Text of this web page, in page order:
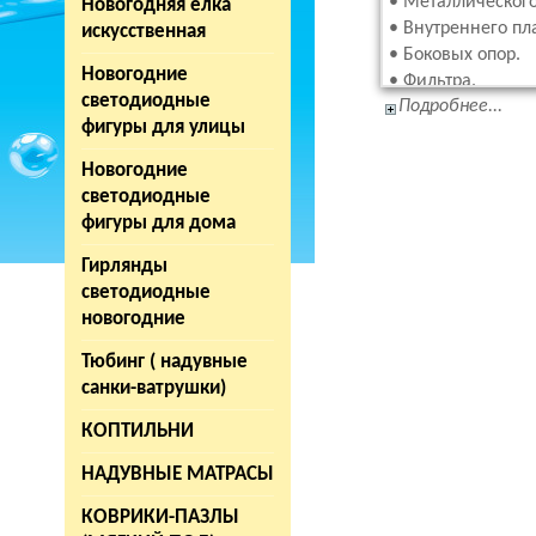
Новогодняя елка
искусственная
Новогодние
светодиодные
фигуры для улицы
Новогодние
светодиодные
фигуры для дома
Гирлянды
светодиодные
новогодние
Тюбинг ( надувные
санки-ватрушки)
КОПТИЛЬНИ
НАДУВНЫЕ МАТРАСЫ
КОВРИКИ-ПАЗЛЫ
• Внутреннего
• Боковых опор.
• Фильтра.
Подробнее...